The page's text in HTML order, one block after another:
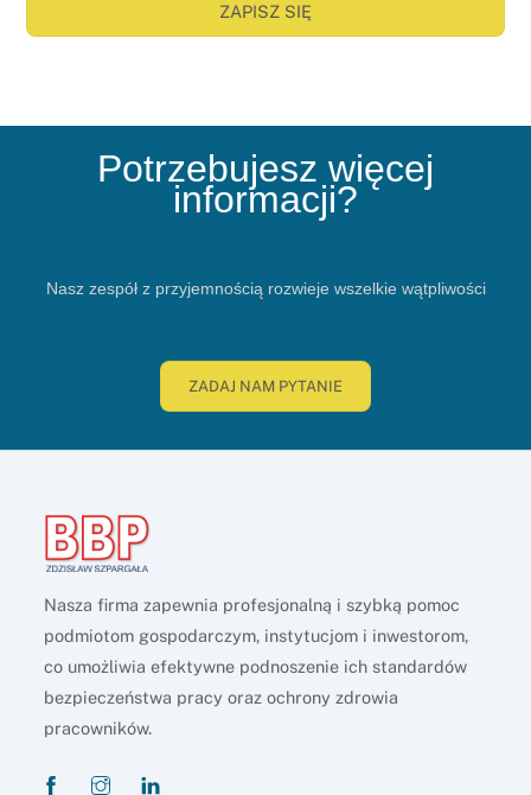
ZAPISZ SIĘ
Potrzebujesz więcej
informacji?
Nasz zespół z przyjemnością rozwieje wszelkie wątpliwości
ZADAJ NAM PYTANIE
Nasza firma zapewnia profesjonalną i szybką pomoc
podmiotom gospodarczym, instytucjom i inwestorom,
co umożliwia efektywne podnoszenie ich standardów
bezpieczeństwa pracy oraz ochrony zdrowia
pracowników.